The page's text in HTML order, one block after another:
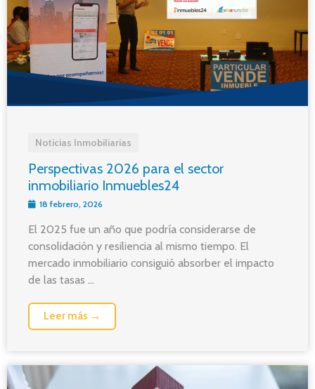
Noticias Inmobiliarias
Perspectivas 2026 para el sector
inmobiliario Inmuebles24
18 febrero, 2026
El 2025 fue un año que podría considerarse de
consolidación y resiliencia al mismo tiempo. El
mercado inmobiliario consiguió absorber el impacto
de las tasas ...
Leer más →